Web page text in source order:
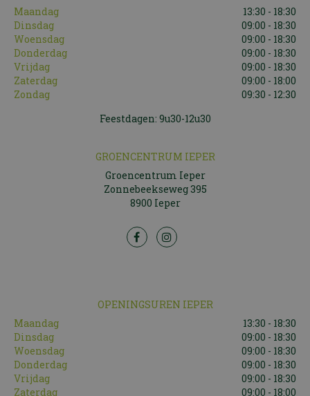
Maandag
13:30 - 18:30
Dinsdag
09:00 - 18:30
Woensdag
09:00 - 18:30
Donderdag
09:00 - 18:30
Vrijdag
09:00 - 18:30
Zaterdag
09:00 - 18:00
Zondag
09:30 - 12:30
Feestdagen: 9u30-12u30
GROENCENTRUM IEPER
Groencentrum Ieper
Zonnebeekseweg 395
8900 Ieper
OPENINGSUREN IEPER
Maandag
13:30 - 18:30
Dinsdag
09:00 - 18:30
Woensdag
09:00 - 18:30
Donderdag
09:00 - 18:30
Vrijdag
09:00 - 18:30
Zaterdag
09:00 - 18:00